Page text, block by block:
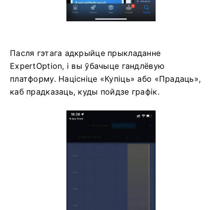
Пасля гэтага адкрыйце прыкладанне
ExpertOption, і вы ўбачыце гандлёвую
платформу. Націсніце «Купіць» або «Прадаць»,
каб прадказаць, куды пойдзе графік.